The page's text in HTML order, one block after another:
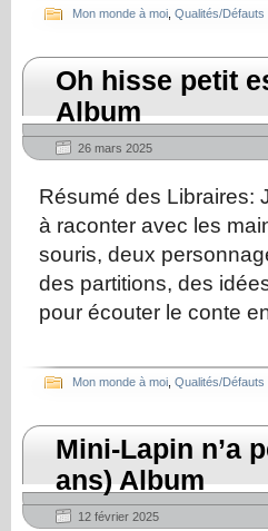
Mon monde à moi Qualités/Défauts
Oh hisse petit
Album
26 mars 2025
Résumé des Libraires:
à raconter avec les
souris, deux
des partitions, des
pour écouter le conte
Mon monde à moi Qualités/Défauts
Mini-Lapin n’a
ans) Album
12 février 2025